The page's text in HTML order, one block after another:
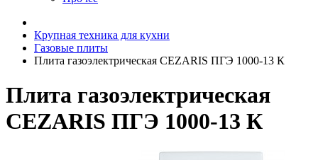
Крупная техника для кухни
Газовые плиты
Плита газоэлектрическая CEZARIS ПГЭ 1000-13 К
Плита газоэлектрическая
CEZARIS ПГЭ 1000-13 К